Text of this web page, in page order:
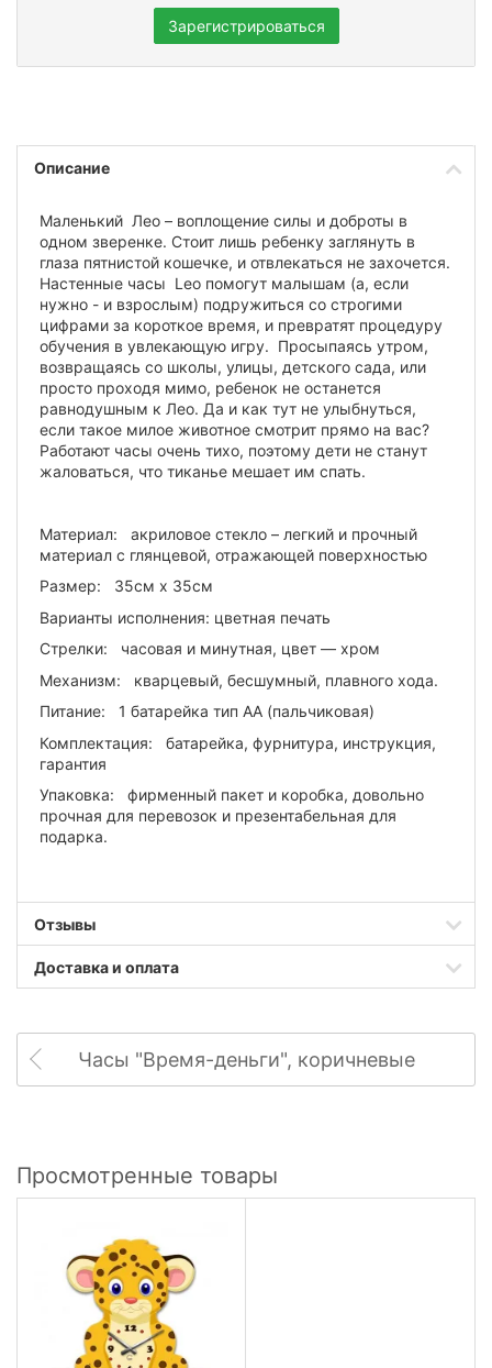
Зарегистрироваться
Описание
Маленький Лео – воплощение силы и доброты в
одном зверенке. Стоит лишь ребенку заглянуть в
глаза пятнистой кошечке, и отвлекаться не захочется.
Настенные часы Leo помогут малышам (а, если
нужно - и взрослым) подружиться со строгими
цифрами за короткое время, и превратят процедуру
обучения в увлекающую игру. Просыпаясь утром,
возвращаясь со школы, улицы, детского сада, или
просто проходя мимо, ребенок не останется
равнодушным к Лео. Да и как тут не улыбнуться,
если такое милое животное смотрит прямо на вас?
Работают часы очень тихо, поэтому дети не станут
жаловаться, что тиканье мешает им спать.
Материал: акриловое стекло – легкий и прочный
материал с глянцевой, отражающей поверхностью
Размер: 35см х 35см
Варианты исполнения: цветная печать
Стрелки: часовая и минутная, цвет — хром
Механизм: кварцевый, бесшумный, плавного хода.
Питание: 1 батарейка тип АА (пальчиковая)
Комплектация: батарейка, фурнитура, инструкция,
гарантия
Упаковка: фирменный пакет и коробка, довольно
прочная для перевозок и презентабельная для
подарка.
Отзывы
Доставка и оплата
Часы "Время-деньги", коричневые
Просмотренные товары